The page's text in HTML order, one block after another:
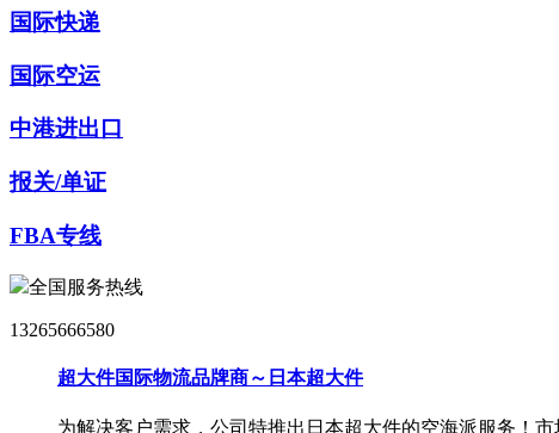
国际快递
国际空运
中港进出口
报关/单证
FBA专线
全国服务热线
13265666580
超大件国际物流品牌商～日本超大件
为解决客户需求，公司特推出日本超大件的空海派服务！